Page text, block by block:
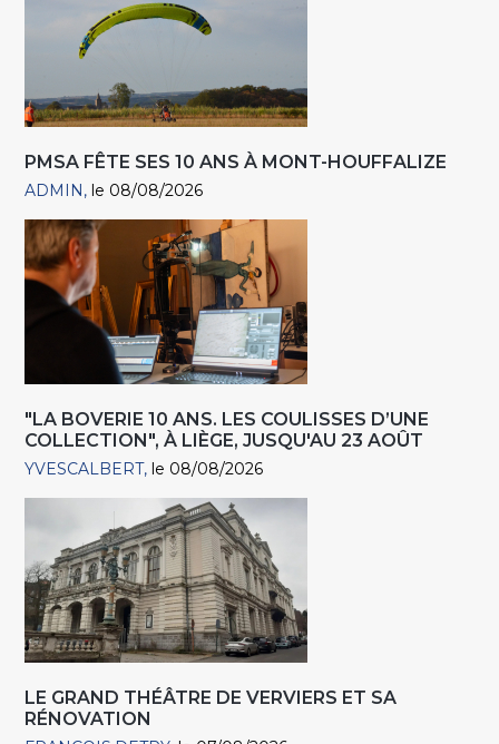
PMSA FÊTE SES 10 ANS À MONT-HOUFFALIZE
ADMIN le 08/08/2026
"LA BOVERIE 10 ANS. LES COULISSES D’UNE
COLLECTION", À LIÈGE, JUSQU'AU 23 AOÛT
YVESCALBERT le 08/08/2026
LE GRAND THÉÂTRE DE VERVIERS ET SA
RÉNOVATION